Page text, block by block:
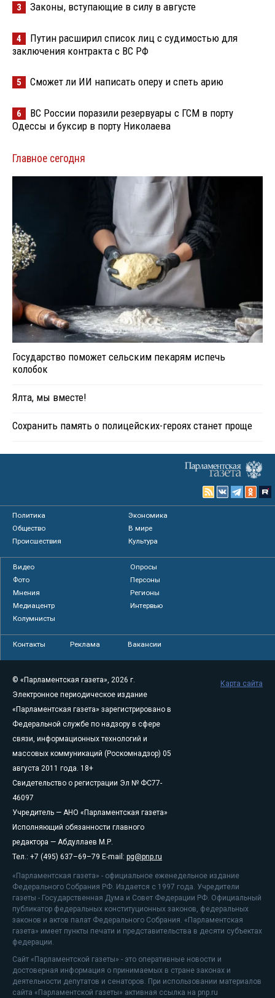
3 Законы, вступающие в силу в августе
4
Путин расширил список лиц с судимостью для
заключения контракта с ВС РФ
5 Сможет ли ИИ написать оперу и спеть арию
6
ВС России поразили резервуары с ГСМ в порту
Одессы и буксир в порту Николаева
Главное сегодня
Государство поможет сельским пекарям испечь
колобок
Ялта, мы вместе!
Сохранить память о полицейских-героях станет проще
Политика
Экономика
Общество
В мире
Происшествия
Культура
Видео
Опросы
Фото
Персоны
Мнения
Регионы
Медиацентр
Интервью
Колумнисты
Контакты Реклама Вакансии
© «Парламентская газета», 2026 г.
Электронное периодическое издание
«Парламентская газета» зарегистрировано в
Федеральной службе по надзору в сфере
связи, информационных технологий и
массовых коммуникаций (Роскомнадзор) 05
августа 2011 года. 18+
Свидетельство о регистрации Эл № ФС77-
46097
Учредитель — АНО «Парламентская газета»
Исполняющий обязанности главного
редактора — Абдуллаев М.Р.
Тел.: +7 (495) 637–69–79 E-mail: pg@pnp.ru
«Парламентская газета» - официальное еженедельное издание
Федерального Собрания РФ. Издается с 1997 года. Учредители
газеты - Государственная Дума и Совет Федерации РФ. Официальный
публикатор федеральных конституционных законов, федеральных
законов и актов палат Федерального Собрания. «Парламентская
газета» имеет пункты печати и представительства в десяти субъектах
федерации.
Сайт «Парламентской газеты» - это оперативные новости и
достоверная информация о принимаемых в стране законах и
деятельности депутатов и сенаторов. При использовании материалов
сайта «Парламентской газеты» активная ссылка на pnp.ru
Карта сайта